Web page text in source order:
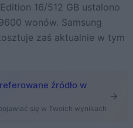
16/512 GB ustalono
wonów. Samsung
zaś aktualnie w tym
źródło w
się w Twoich wynikach